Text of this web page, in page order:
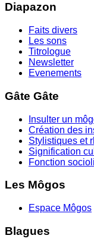
Diapazon
Faits divers
Les sons
Titrologue
Newsletter
Evenements
Gâte Gâte
Insulter un
Création des
Stylistiques et
Signification
Fonction
Les Môgos
Espace Môgos
Blagues